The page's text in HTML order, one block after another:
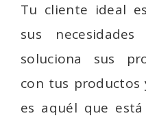
Tu cliente ideal
sus
soluciona sus
con tus productos
es aquél que